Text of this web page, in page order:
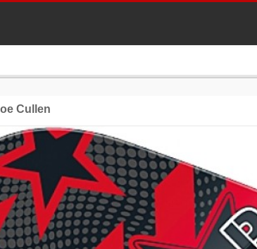
Cullen